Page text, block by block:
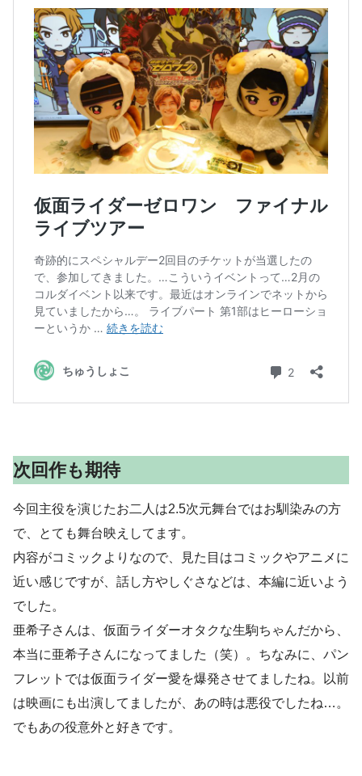
次回作も期待
今回主役を演じたお二人は2.5次元舞台ではお馴染みの方
で、とても舞台映えしてます。
内容がコミックよりなので、見た目はコミックやアニメに
近い感じですが、話し方やしぐさなどは、本編に近いよう
でした。
亜希子さんは、仮面ライダーオタクな生駒ちゃんだから、
本当に亜希子さんになってました（笑）。ちなみに、パン
フレットでは仮面ライダー愛を爆発させてましたね。以前
は映画にも出演してましたが、あの時は悪役でしたね…。
でもあの役意外と好きです。